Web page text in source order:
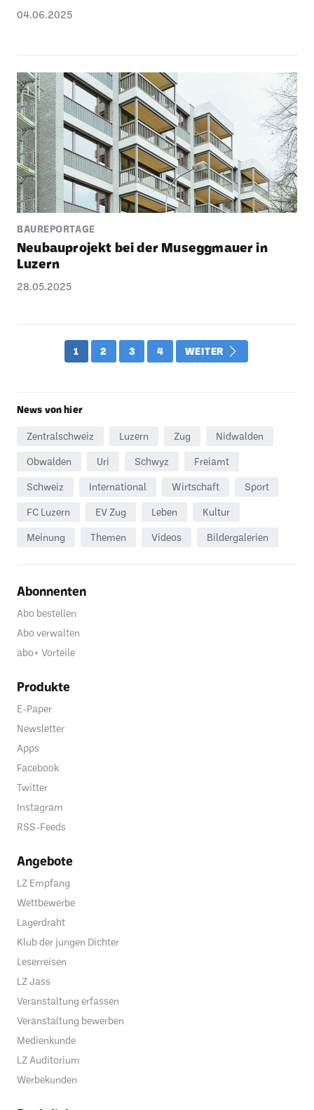
04.06.2025
BAUREPORTAGE
Neubau­pro­jekt bei der Musegg­mauer in
Luzern
28.05.2025
1 2 3 4 WEITER
News von hier
Zentralschweiz Luzern Zug Nidwalden
Obwalden Uri Schwyz Freiamt
Schweiz International Wirtschaft Sport
FC Luzern EV Zug Leben Kultur
Meinung Themen Videos Bildergalerien
Abonnenten
Abo bestellen
Abo verwalten
abo+ Vorteile
Produkte
E-Paper
Newsletter
Apps
Facebook
Twitter
Instagram
RSS-Feeds
Angebote
LZ Empfang
Wettbewerbe
Lagerdraht
Klub der jungen Dichter
Leserreisen
LZ Jass
Veranstaltung erfassen
Veranstaltung bewerben
Medienkunde
LZ Auditorium
Werbekunden